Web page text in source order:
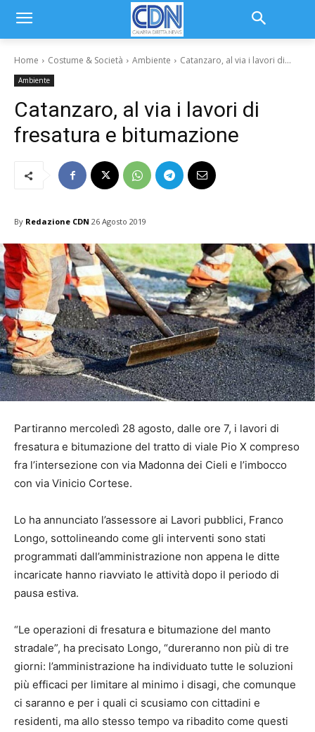
Home Costume & Società Ambiente Catanzaro, al via i lavori di...
Ambiente
Catanzaro, al via i lavori di
fresatura e bitumazione
By Redazione CDN 26 Agosto 2019
Partiranno mercoledì 28 agosto, dalle ore 7, i lavori di
fresatura e bitumazione del tratto di viale Pio X compreso
fra l’intersezione con via Madonna dei Cieli e l’imbocco
con via Vinicio Cortese.
Lo ha annunciato l’assessore ai Lavori pubblici, Franco
Longo, sottolineando come gli interventi sono stati
programmati dall’amministrazione non appena le ditte
incaricate hanno riavviato le attività dopo il periodo di
pausa estiva.
“Le operazioni di fresatura e bitumazione del manto
stradale”, ha precisato Longo, “dureranno non più di tre
giorni: l’amministrazione ha individuato tutte le soluzioni
più efficaci per limitare al minimo i disagi, che comunque
ci saranno e per i quali ci scusiamo con cittadini e
residenti, ma allo stesso tempo va ribadito come questi